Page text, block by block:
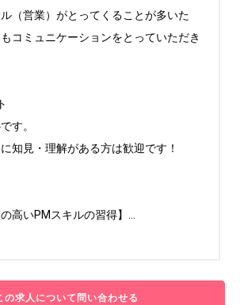
（営業）がとってくることが多いた
コミュニケーションをとっていただき
す。
知見・理解がある方は歓迎です！
高いPMスキルの習得】
の求人について問い合わせる